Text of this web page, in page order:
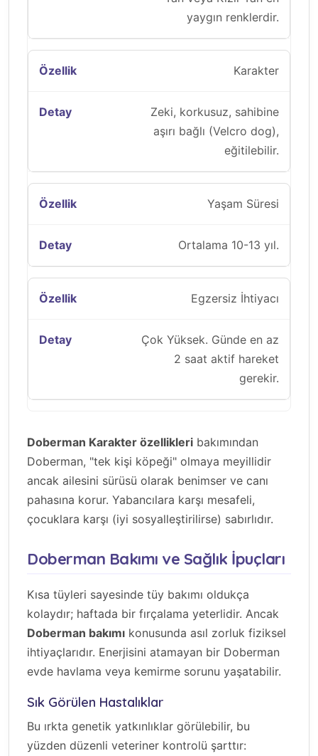
yaygın renklerdir.
Karakter
Zeki, korkusuz, sahibine
aşırı bağlı (Velcro dog),
eğitilebilir.
Yaşam Süresi
Ortalama 10-13 yıl.
Egzersiz İhtiyacı
Çok Yüksek. Günde en az
2 saat aktif hareket
gerekir.
Doberman Karakter özellikleri bakımından
Doberman, "tek kişi köpeği" olmaya meyillidir
ancak ailesini sürüsü olarak benimser ve canı
pahasına korur. Yabancılara karşı mesafeli,
çocuklara karşı (iyi sosyalleştirilirse) sabırlıdır.
Doberman Bakımı ve Sağlık İpuçları
Kısa tüyleri sayesinde tüy bakımı oldukça
kolaydır; haftada bir fırçalama yeterlidir. Ancak
Doberman bakımı konusunda asıl zorluk fiziksel
ihtiyaçlarıdır. Enerjisini atamayan bir Doberman
evde havlama veya kemirme sorunu yaşatabilir.
Sık Görülen Hastalıklar
Bu ırkta genetik yatkınlıklar görülebilir, bu
yüzden düzenli veteriner kontrolü şarttır: